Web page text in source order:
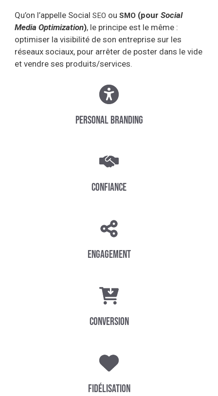
Qu’on l’appelle Social SEO ou SMO (pour Social
Media Optimization), le principe est le même :
optimiser la visibilité de son entreprise sur les
réseaux sociaux, pour arrêter de poster dans le vide
et vendre ses produits/services.
Personal branding
Confiance
Engagement
Conversion
Fidélisation